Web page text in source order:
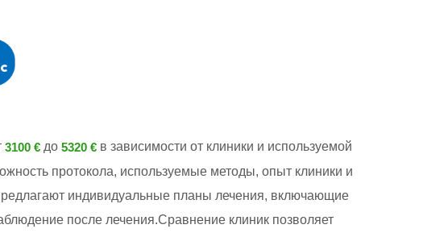
3100 € до 5320 € в зависимости от клиники и используемой
протокола, используемые методы, опыт клиники и
индивидуальные планы лечения, включающие
после лечения.Сравнение клиник позволяет